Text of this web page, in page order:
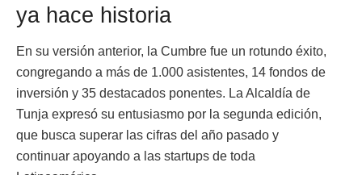
ya hace historia
En su versión anterior, la Cumbre fue un rotundo éxito,
congregando a más de 1.000 asistentes, 14 fondos de
inversión y 35 destacados ponentes. La Alcaldía de
Tunja expresó su entusiasmo por la segunda edición,
que busca superar las cifras del año pasado y
continuar apoyando a las startups de toda